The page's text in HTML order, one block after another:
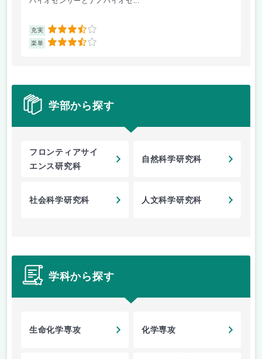
充実 3.5
楽単 3.5
学部から探す
フロンティアサイ
エンス研究科
自然科学研究科
社会科学研究科 人文科学研究科
学科から探す
生命化学専攻 化学専攻